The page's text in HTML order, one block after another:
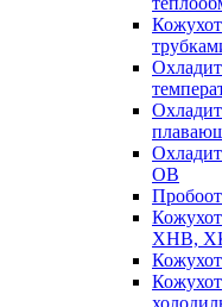
ОВ
ХНВ,